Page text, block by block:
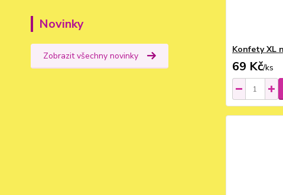
Novinky
Zobrazit všechny novinky
Konfety XL
69 Kč/ks